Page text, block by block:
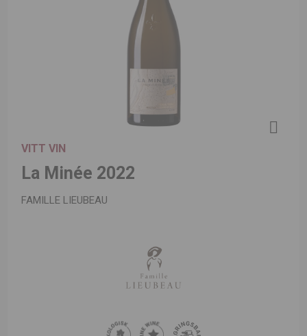
VITT VIN
La Minée 2022
FAMILLE LIEUBEAU